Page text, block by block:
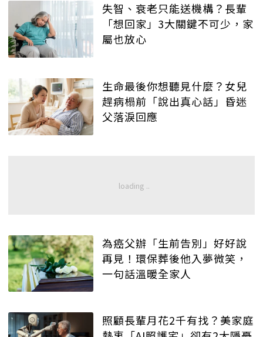
失智、衰老只能送機構？長輩
「想回家」3大關鍵不可少，家
屬也放心
生命最後你想聽見什麼？女兒
趕病榻前「說出真心話」昏迷
父落淚回應
為癌父辦「生前告別」好好說
再見！環保葬後他入夢微笑，
一句話溫暖全家人
照顧長輩月花2千有找？美家庭